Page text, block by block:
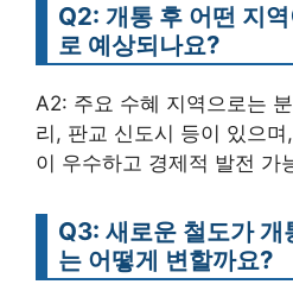
Q2: 개통 후 어떤 지
로 예상되나요?
A2: 주요 수혜 지역으로는
리, 판교 신도시 등이 있으
이 우수하고 경제적 발전 가
Q3: 새로운 철도가 개
는 어떻게 변할까요?